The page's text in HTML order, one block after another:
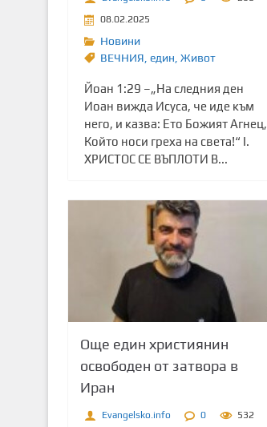
08.02.2025
Новини
ВЕЧНИЯ един Живот
Йоан 1:29 –„На следния ден
Иоан вижда Исуса, че иде към
него, и казва: Ето Божият Агнец,
Който носи греха на света!“ І.
ХРИСТОС СЕ ВЪПЛОТИ В...
Още един християнин
освободен от затвора в
Иран
Evangelsko.info 0 532